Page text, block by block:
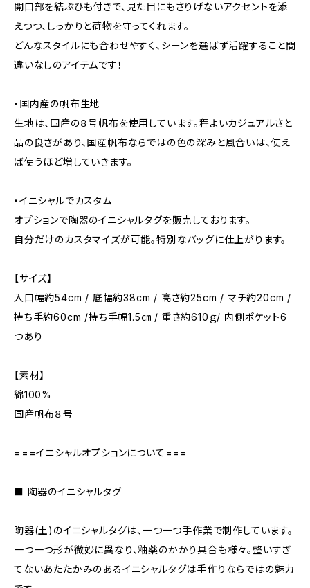
開口部を結ぶひも付きで、見た目にもさりげないアクセントを添
えつつ、しっかりと荷物を守ってくれます。
どんなスタイルにも合わせやすく、シーンを選ばず活躍すること間
違いなしのアイテムです！
・国内産の帆布生地
生地は、国産の８号帆布を使用しています。程よいカジュアルさと
品の良さがあり、国産帆布ならではの色の深みと風合いは、使え
ば使うほど増していきます。
・イニシャルでカスタム
オプションで陶器のイニシャルタグを販売しております。
自分だけのカスタマイズが可能。特別なバッグに仕上がります。
【サイズ】
入口幅約54cm / 底幅約38cm / 高さ約25cm / マチ約20cm /
持ち手約60cm /持ち手幅1.5㎝ / 重さ約610ｇ/ 内側ポケット6
つあり
【素材】
綿100%
国産帆布８号
===イニシャルオプションについて===
■ 陶器のイニシャルタグ
陶器(土)のイニシャルタグは、一つ一つ手作業で制作しています。
一つ一つ形が微妙に異なり、釉薬のかかり具合も様々。整いすぎ
てないあたたかみのあるイニシャルタグは手作りならではの魅力